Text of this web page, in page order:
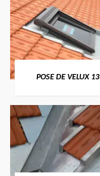
POSE DE VELUX 13